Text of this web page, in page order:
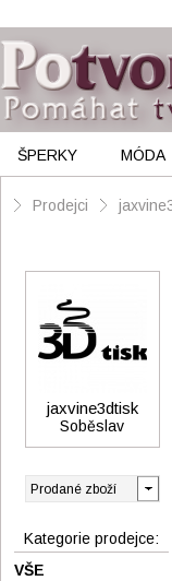
ŠPERKY MÓDA
Prodejci
jaxvine3dtisk
Soběslav
Kategorie prodejce:
VŠE